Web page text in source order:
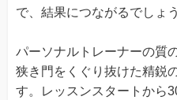
で、結果につながるでしょう
パーソナルトレーナーの質
狭き門をくぐり抜けた精鋭
す。レッスンスタートから